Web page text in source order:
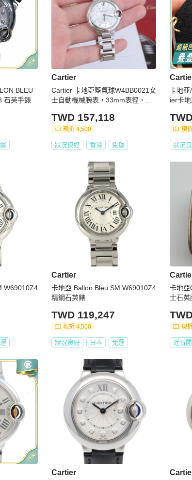
BLEU
石英手錶
Cartier
Cartier 卡地亞藍氣球W4BB0021女
士自動機械腕表，33mm表徑，配
TWD 157,118
現折 4,500
狀況良好 香港 免運
卡地亚
ier卡
現
狀況
W69010Z4
Cartier
卡地亞 Ballon Bleu SM W69010Z4
精鋼石英錶
TWD 119,247
現折 4,500
狀況良好 日本 免運
卡地亞
士石英
現
近新
Cartier